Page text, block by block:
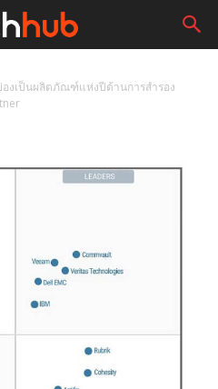
องเป็นผลิตภัณฑ์แห่งปีด้านการสำรอง